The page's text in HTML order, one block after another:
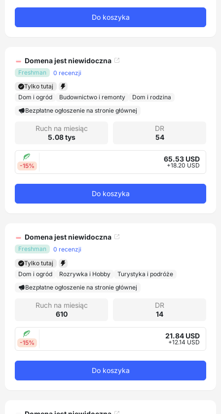
Do koszyka
Domena jest niewidoczna
Freshman
0 recenzji
Tylko tutaj
Dom i ogród
Budownictwo i remonty
Dom i rodzina
Bezpłatne ogłoszenie na stronie głównej
Ruch na miesiąc
5.08 tys
DR
54
-15%
65.53 USD
+18.20 USD
Do koszyka
Domena jest niewidoczna
Freshman
0 recenzji
Tylko tutaj
Dom i ogród
Rozrywka i Hobby
Turystyka i podróże
Bezpłatne ogłoszenie na stronie głównej
Ruch na miesiąc
610
DR
14
-15%
21.84 USD
+12.14 USD
Do koszyka